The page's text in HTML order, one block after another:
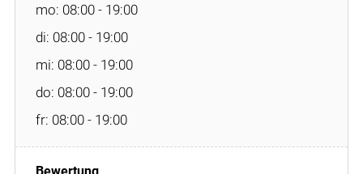
mo: 08:00 - 19:00
di: 08:00 - 19:00
mi: 08:00 - 19:00
do: 08:00 - 19:00
fr: 08:00 - 19:00